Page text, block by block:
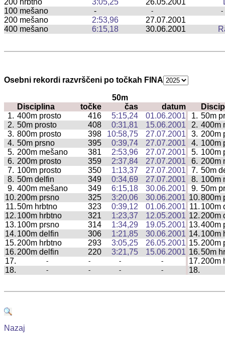
100 mešano
- - -
200 mešano 2:53,96
27.07.2001
400 mešano
6:15,18 30.06.2001
Osebni rekordi razvrščeni po točkah FINA
50m
Disciplina
točke čas datum
1. 400m prosto 416 5:15,24 01.06.2001 1. 50m
2. 50m prosto 408 0:31,81 15.06.2001 2. 400m
3. 800m prosto 398 10:58,75 27.07.2001 3. 200m
4. 50m prsno 395 0:39,74 27.07.2001 4. 100m
5. 200m mešano 381 2:53,96 27.07.2001 5. 100m
6. 200m prosto 359 2:37,84 27.07.2001 6. 200m
7. 100m prosto 350 1:13,37 27.07.2001 7. 50m
8. 50m delfin 349 0:34,69 27.07.2001 8. 100m
9. 400m mešano 349 6:15,18 30.06.2001 9. 50m
10. 200m prsno 325 3:20,06 30.06.2001 10.800m
11.50m hrbtno 323 0:39,12 01.06.2001 11. 100m
12. 100m hrbtno 321 1:23,37 12.05.2001 12. 200m
13. 100m prsno 314 1:34,29 19.05.2001 13.400m
14. 100m delfin 306 1:21,85 30.06.2001 14. 100m
15. 200m hrbtno 293 3:05,25 26.05.2001 15. 200m
16. 200m delfin 220 3:21,75 15.06.2001 16.50m
17.
- - - - 17. 200m
18.
- - - - 18.
Nazaj